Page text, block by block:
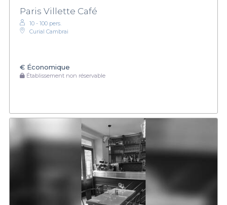
Paris Villette Café
10 - 100 pers.
Curial Cambrai
€ Économique
Établissement non réservable